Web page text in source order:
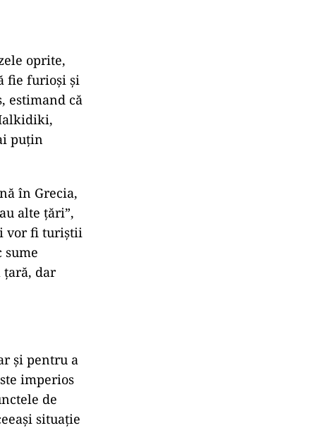
oprite,
fie furioși și
estimand că
puțin
în Grecia,
alte țări”,
vor fi turiștii
sume
dar
și pentru a
imperios
de
situație